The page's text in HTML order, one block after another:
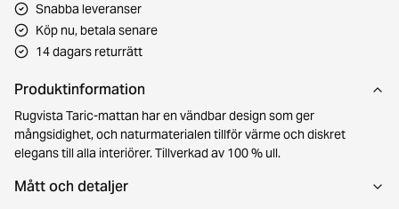
Snabba leveranser
Köp nu, betala senare
14 dagars returrätt
Produktinformation
Rugvista Taric-mattan har en vändbar design som ger
mångsidighet, och naturmaterialen tillför värme och diskret
elegans till alla interiörer. Tillverkad av 100 % ull.
Mått och detaljer